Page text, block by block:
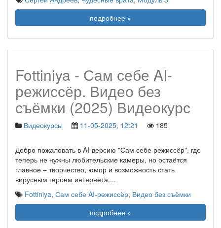
подробнее »
Fottiniya - Сам себе AI-
режиссёр. Видео без
съёмки (2025) Видеокурс
Видеокурсы 11-05-2025, 12:21 185
Добро пожаловать в AI-версию "Сам себе режиссёр", где
теперь не нужны любительские камеры, но остаётся
главное – творчество, юмор и возможность стать
вирусным героем интернета....
Fottiniya, Сам себе AI-режиссёр, Видео без съёмки
подробнее »